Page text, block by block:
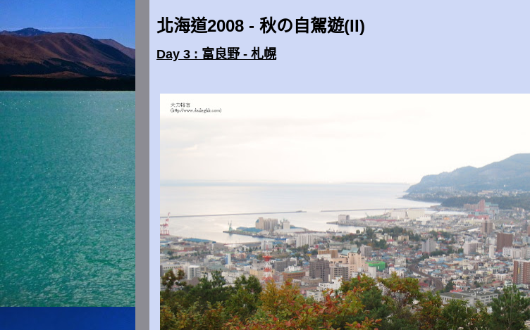
北海道2008 - 秋の自駕遊(II)
Day 3 : 富良野 - 札幌